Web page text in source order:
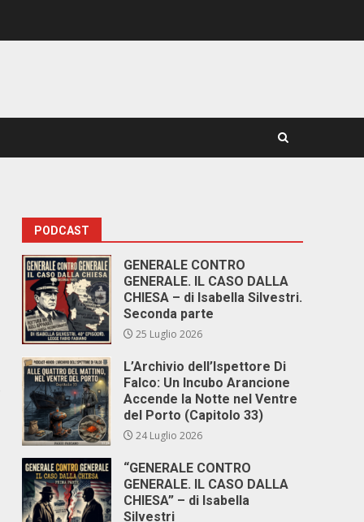
PODCAST
GENERALE CONTRO
GENERALE. IL CASO DALLA
CHIESA – di Isabella Silvestri.
Seconda parte
25 Luglio 2026
L’Archivio dell’Ispettore Di
Falco: Un Incubo Arancione
Accende la Notte nel Ventre
del Porto (Capitolo 33)
24 Luglio 2026
“GENERALE CONTRO
GENERALE. IL CASO DALLA
CHIESA” – di Isabella
Silvestri